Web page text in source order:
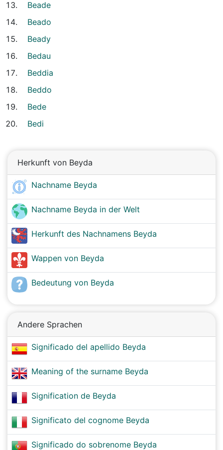
Beade
Beado
Beady
Bedau
Beddia
Beddo
Bede
Bedi
Herkunft von Beyda
Nachname Beyda
Nachname Beyda in der Welt
Herkunft des Nachnamens Beyda
Wappen von Beyda
Bedeutung von Beyda
Andere Sprachen
Significado del apellido Beyda
Meaning of the surname Beyda
Signification de Beyda
Significato del cognome Beyda
Significado do sobrenome Beyda